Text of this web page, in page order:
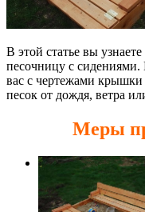
В этой статье вы
песочницу с сидениями.
вас с чертежами крышки
песок от дождя, ветра
Меры